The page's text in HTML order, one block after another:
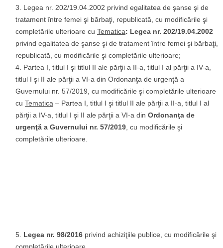
Legea nr. 202/19.04.2002 privind egalitatea de şanse şi de
tratament între femei şi bărbaţi, republicată, cu modificările şi
completările ulterioare cu Tematica: Legea nr. 202/19.04.2002
privind egalitatea de şanse şi de tratament între femei şi bărbaţi,
republicată, cu modificările şi completările ulterioare;
Partea I, titlul I şi titlul II ale părţii a II-a, titlul I al părţii a IV-a,
titlul I şi II ale părţii a VI-a din Ordonanţa de urgenţă a
Guvernului nr. 57/2019, cu modificările şi completările ulterioare
cu Tematica – Partea I, titlul I şi titlul II ale părţii a II-a, titlul I al
părţii a IV-a, titlul I şi II ale părţii a VI-a din Ordonanţa de
urgenţă a Guvernului nr. 57/2019 , cu modificările şi
completările ulterioare.
Legea nr. 98/2016 privind achiziţiile publice, cu modificările şi